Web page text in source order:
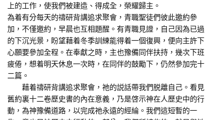
上的工作，使我們被建造、得成全，榮耀歸主。
為着有分每天的禱研背講追求聚會，青職聖徒們彼此邀約參
加，不僅邀約，早晨也互相題醒。有青職見證，自己因為已過
的下沉光景，盼望藉着冬季訓練能得着一個復興，便向主許下
心願要參加全程。在奉獻之時，主也豫備同伴扶持，幾次下班
疲倦，想着明天休息一次時，在同伴的鼓勵下，仍然參加完十
二篇。
藉着禱研背講追求聚會，祂的説話帶我們脱離自己。看見
舊約裏十二卷歷史書的內在意義，乃是啓示神在人歷史中的行
動，為神豫備道路，以完成祂永遠的經綸。我們這短暫的一